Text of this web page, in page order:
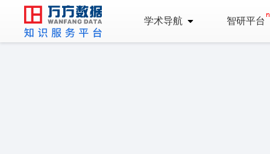
学术导航 智研平台